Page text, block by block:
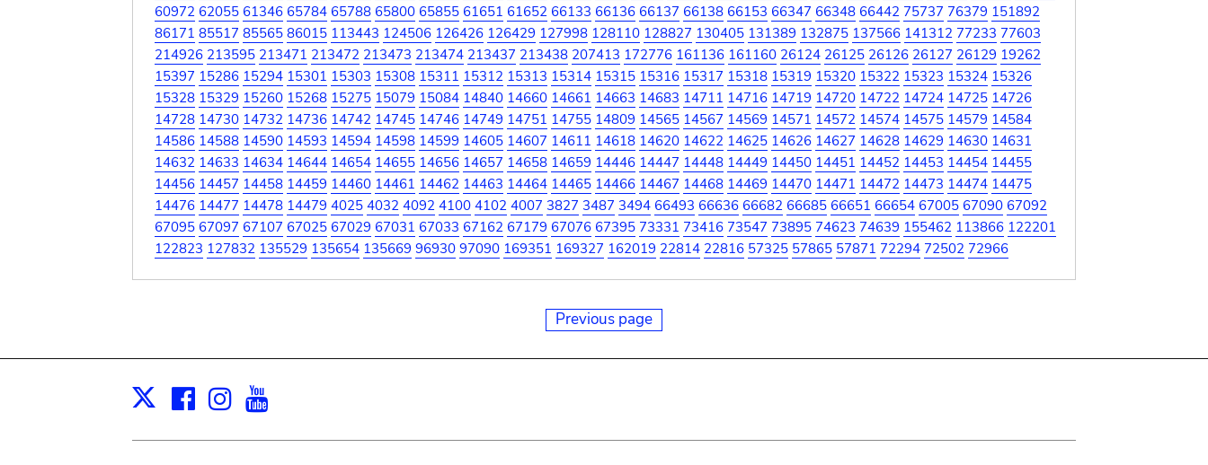
60972 62055 61346 65784 65788 65800 65855 61651 61652 66133 66136 66137 66138 66153 66347 66348 66442 75737 76379 151892
86171 85517 85565 86015 113443 124506 126426 126429 127998 128110 128827 130405 131389 132875 137566 141312 77233 77603
214926 213595 213471 213472 213473 213474 213437 213438 207413 172776 161136 161160 26124 26125 26126 26127 26129 19262
15397 15286 15294 15301 15303 15308 15311 15312 15313 15314 15315 15316 15317 15318 15319 15320 15322 15323 15324 15326
15328 15329 15260 15268 15275 15079 15084 14840 14660 14661 14663 14683 14711 14716 14719 14720 14722 14724 14725 14726
14728 14730 14732 14736 14742 14745 14746 14749 14751 14755 14809 14565 14567 14569 14571 14572 14574 14575 14579 14584
14586 14588 14590 14593 14594 14598 14599 14605 14607 14611 14618 14620 14622 14625 14626 14627 14628 14629 14630 14631
14632 14633 14634 14644 14654 14655 14656 14657 14658 14659 14446 14447 14448 14449 14450 14451 14452 14453 14454 14455
14456 14457 14458 14459 14460 14461 14462 14463 14464 14465 14466 14467 14468 14469 14470 14471 14472 14473 14474 14475
14476 14477 14478 14479 4025 4032 4092 4100 4102 4007 3827 3487 3494 66493 66636 66682 66685 66651 66654 67005 67090 67092
67095 67097 67107 67025 67029 67031 67033 67162 67179 67076 67395 73331 73416 73547 73895 74623 74639 155462 113866 122201
122823 127832 135529 135654 135669 96930 97090 169351 169327 162019 22814 22816 57325 57865 57871 72294 72502 72966
Previous page
X Facebook
Instagram